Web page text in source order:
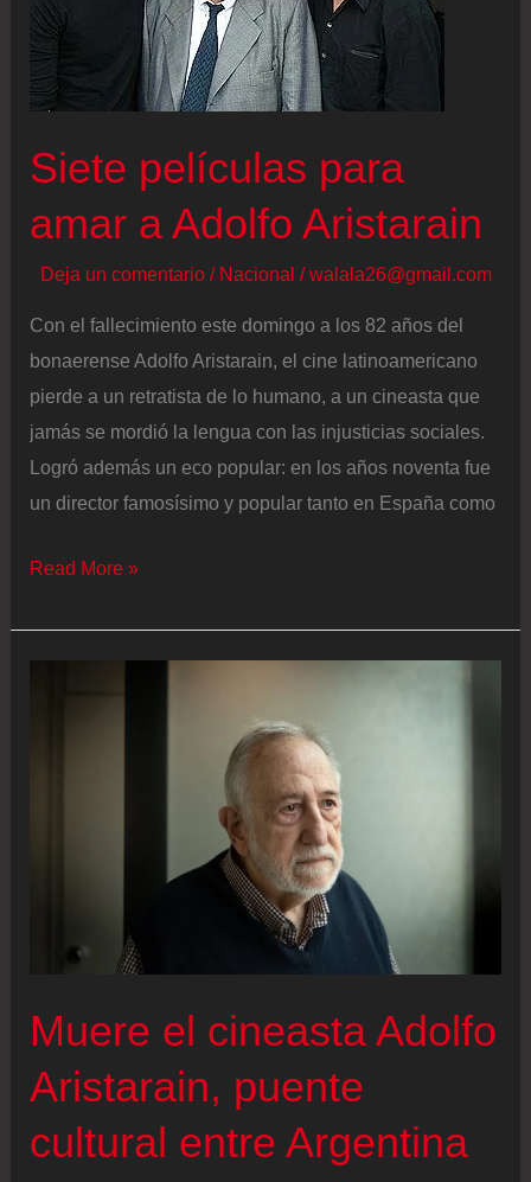
Siete películas para
amar a Adolfo Aristarain
Deja un comentario / Nacional /walala26@gmail.com
Con el fallecimiento este domingo a los 82 años del
bonaerense Adolfo Aristarain, el cine latinoamericano
pierde a un retratista de lo humano, a un cineasta que
jamás se mordió la lengua con las injusticias sociales.
Logró además un eco popular: en los años noventa fue
un director famosísimo y popular tanto en España como
Siete
para
Read More »
Muere el cineasta Adolfo
Aristarain, puente
cultural entre Argentina